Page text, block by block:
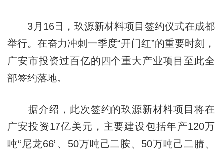
3月16日，玖源新材料项目签约仪式在成都
举行。在奋力冲刺一季度“开门红”的重要时刻，
广安市投资过百亿的四个重大产业项目至此全
部签约落地。
据介绍，此次签约的玖源新材料项目将在
广安投资17亿美元，主要建设包括年产120万
吨“尼龙66”、50万吨己二胺、50万吨己二腈、